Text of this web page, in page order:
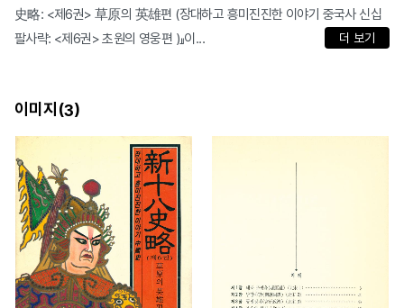
史略: <제6권> 草原의 英雄편 (장대하고 흥미진진한 이야기 중국사 신십
팔사략: <제6권> 초원의 영웅편 )』이...
더 보기
이미지(3)